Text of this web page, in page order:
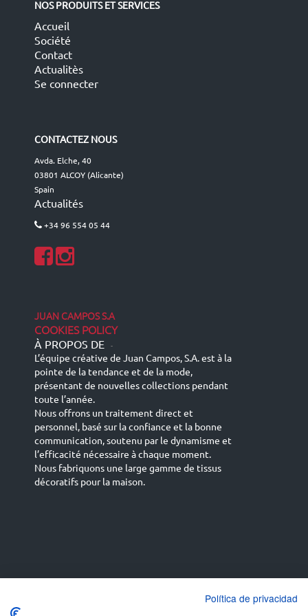
NOS PRODUITS ET SERVICES
Accueil
Société
Contact
Actualitès
Se connecter
CONTACTEZ NOUS
Avda. Elche, 40
03801 ALCOY (Alicante)
Spain
Actualités
+34 96 554 05 44
JUAN CAMPOS S.A
COOKIES POLICY
À PROPOS DE -
L’équipe créative de Juan Campos, S.A. est à la
pointe de la tendance et de la mode,
présentant de nouvelles collections pendant
toute l’année.
Nous offrons un traitement direct et
personnel, basé sur la confiance et la bonne
communication, soutenu par le dynamisme et
l’efficacité nécessaire à chaque moment.
Nous fabriquons une large gamme de tissus
décoratifs pour la maison.
English (UK)
Política de privacidad